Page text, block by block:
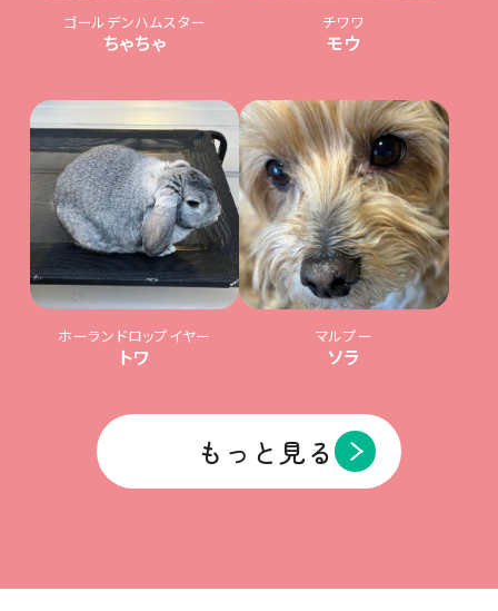
ゴールデンハムスター
ちゃちゃ
チワワ
モウ
ホーランドロップイヤー
トワ
マルプー
ソラ
もっと見る